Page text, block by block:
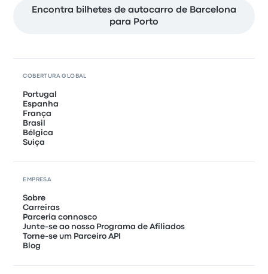
Encontra bilhetes de autocarro de Barcelona
para Porto
COBERTURA GLOBAL
Portugal
Espanha
França
Brasil
Bélgica
Suiça
EMPRESA
Sobre
Carreiras
Parceria connosco
Junte-se ao nosso Programa de Afiliados
Torne-se um Parceiro API
Blog